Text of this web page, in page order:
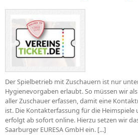
Der Spielbetrieb mit Zuschauern ist nur
Hygienevorgaben erlaubt. So müssen wir
aller Zuschauer erfassen, damit eine
ist. Die Kontakterfassung für die Heimspiele
erfolgt ab sofort online. Hierzu setzen wir
Saarburger EURESA GmbH ein. [...]